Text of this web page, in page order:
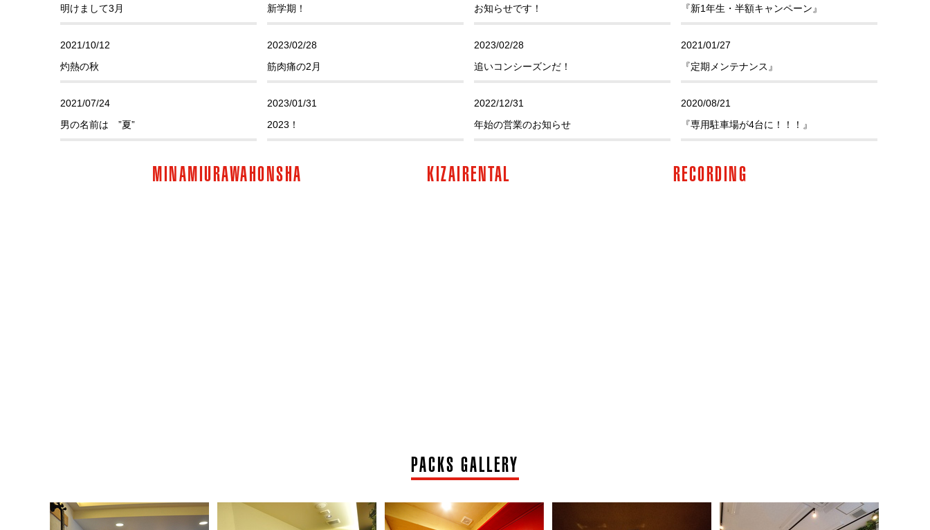
Teens Rock in SAITAMA 関東地区大会
SHINMATSUDO
これからもご安心してご利用いただく為に・・・
【速報】新クーポン登場！！
SHINMATSUDO 2024/09/09
明けまして3月
2021/10/12
灼熱の秋
2021/07/24
男の名前は ”夏”
イベントやりたいなん
2020/07/22
新学期！
2023/02/28
筋肉痛の2月
2023/01/31
2023！
2022ラスト！
2022/03/28
お知らせです！
2023/02/28
追いコンシーズンだ！
2022/12/31
年始の営業のお知らせ
師走です
ギターの音作り
2022/04/28
『新1年生・半額キャンペーン』
2021/01/27
『定期メンテナンス』
2020/08/21
『専用駐車場が4台に！！！』
2019/11/07
MINAMIURAWAHONSHA KIZAIRENTAL RECORDING
PACKS GALLERY